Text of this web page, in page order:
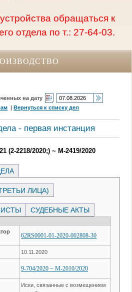
обращаться к
отдела по т.: 27-64-03.
на дату
|Вернуться к списку дел
- первая инстанция
(2-2218/2020;) ~ М-2419/2020
ЛИЦА)
СУДЕБНЫЕ АКТЫ
62RS0001-01-2020-002808-30
10.11.2020
9-704/2020 ~ М-2010/2020
Иски, связанные с возмещением